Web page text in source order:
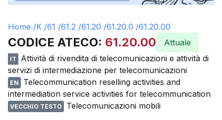
Home /K /61 /61.2 /61.20 /61.20.0 /61.20.00
CODICE ATECO: 61.20.00 Attuale
IT
Attività di rivendita di telecomunicazioni e attività di
servizi di intermediazione per telecomunicazioni
EN
Telecommunication reselling activities and
intermediation service activities for telecommunication
VECCHIO TESTO
Telecomunicazioni mobili